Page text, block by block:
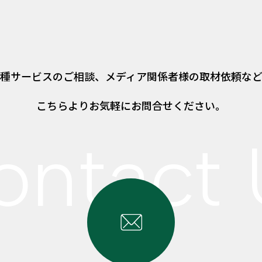
サービスのご相談、 メディア関係者様の取材依頼な
こちらよりお気軽にお問合せください。